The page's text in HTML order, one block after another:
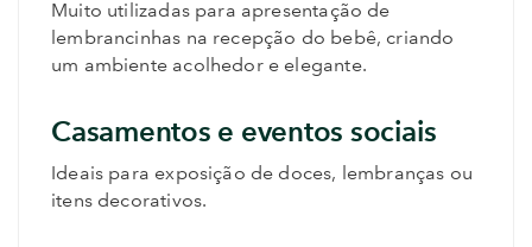
Muito utilizadas para apresentação de
lembrancinhas na recepção do bebê, criando
um ambiente acolhedor e elegante.
Casamentos e eventos sociais
Ideais para exposição de doces, lembranças ou
itens decorativos.